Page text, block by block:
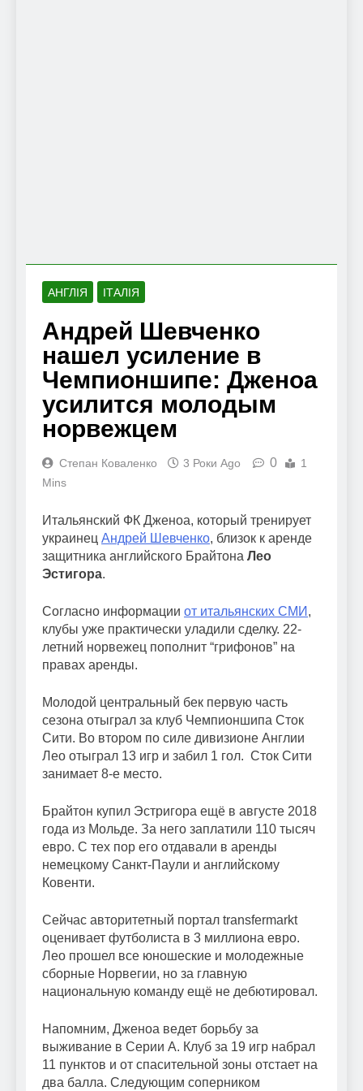
АНГЛІЯ ІТАЛІЯ
Андрей Шевченко
нашел усиление в
Чемпионшипе: Дженоа
усилится молодым
норвежцем
Степан Коваленко 3 Роки Ago 0
1
Mins
Итальянский ФК Дженоа, который тренирует
украинец Андрей Шевченко, близок к аренде
защитника английского Брайтона Лео
Эстигора.
Согласно информации от итальянских СМИ ,
клубы уже практически уладили сделку. 22-
летний норвежец пополнит “грифонов” на
правах аренды.
Молодой центральный бек первую часть
сезона отыграл за клуб Чемпионшипа Сток
Сити. Во втором по силе дивизионе Англии
Лео отыграл 13 игр и забил 1 гол. Сток Сити
занимает 8-е место.
Брайтон купил Эстригора ещё в августе 2018
года из Мольде. За него заплатили 110 тысяч
евро. С тех пор его отдавали в аренды
немецкому Санкт-Паули и английскому
Ковенти.
Сейчас авторитетный портал transfermarkt
оценивает футболиста в 3 миллиона евро.
Лео прошел все юношеские и молодежные
сборные Норвегии, но за главную
национальную команду ещё не дебютировал.
Напомним, Дженоа ведет борьбу за
выживание в Серии А. Клуб за 19 игр набрал
11 пунктов и от спасительной зоны отстает на
два балла. Следующим соперником